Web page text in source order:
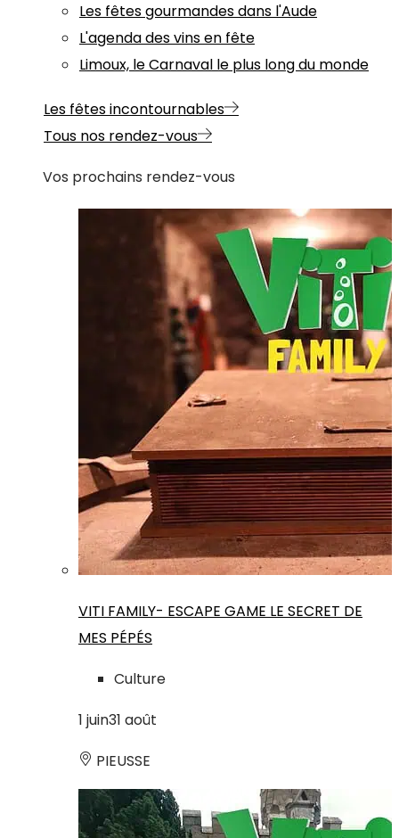
Les fêtes gourmandes dans l'Aude
L'agenda des vins en fête
Limoux, le Carnaval le plus long du monde
Les fêtes incontournables
Tous nos rendez-vous
Vos prochains rendez-vous
VITI FAMILY- ESCAPE GAME LE SECRET DE
MES PÉPÉS
Culture
1 juin31 août
PIEUSSE